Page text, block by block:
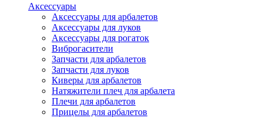
Аксессуары
Аксессуары для арбалетов
Аксессуары для луков
Аксессуары для рогаток
Виброгасители
Запчасти для арбалетов
Запчасти для луков
Киверы для арбалетов
Натяжители плеч для арбалета
Плечи для арбалетов
Прицелы для арбалетов